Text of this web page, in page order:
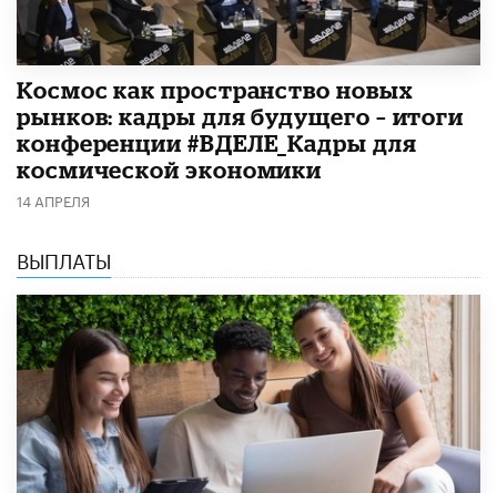
Космос как пространство новых
рынков: кадры для будущего – итоги
конференции #ВДЕЛЕ_Кадры для
космической экономики
14 АПРЕЛЯ
ВЫПЛАТЫ